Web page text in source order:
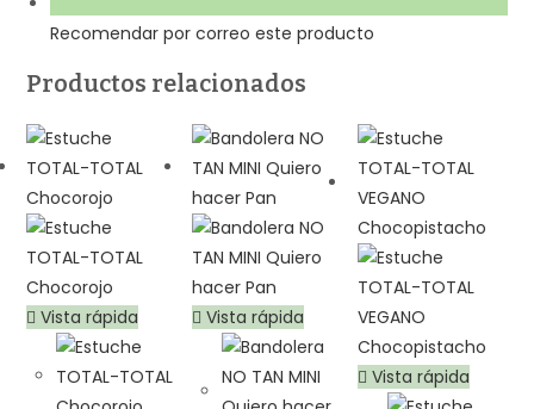
Recomendar por correo este producto
Productos relacionados
Vista rápida Vista rápida
Vista rápida